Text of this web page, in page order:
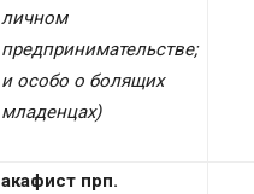
личном
предпринимательстве;
и особо о болящих
младенцах)
акафист прп.